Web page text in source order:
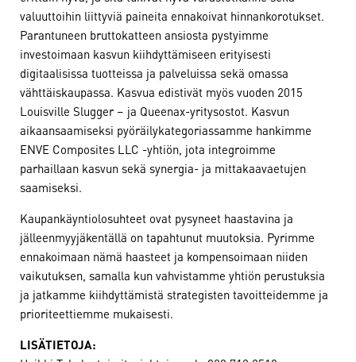
valuuttoihin liittyviä paineita ennakoivat hinnankorotukset.
Parantuneen bruttokatteen ansiosta pystyimme
investoimaan kasvun kiihdyttämiseen erityisesti
digitaalisissa tuotteissa ja palveluissa sekä omassa
vähttäiskaupassa. Kasvua edistivät myös vuoden 2015
Louisville Slugger – ja Queenax-yritysostot. Kasvun
aikaansaamiseksi pyöräilykategoriassamme hankimme
ENVE Composites LLC -yhtiön, jota integroimme
parhaillaan kasvun sekä synergia- ja mittakaavaetujen
saamiseksi.
Kaupankäyntiolosuhteet ovat pysyneet haastavina ja
jälleenmyyjäkentällä on tapahtunut muutoksia. Pyrimme
ennakoimaan nämä haasteet ja kompensoimaan niiden
vaikutuksen, samalla kun vahvistamme yhtiön perustuksia
ja jatkamme kiihdyttämistä strategisten tavoitteidemme ja
prioriteettiemme mukaisesti.
LISÄTIETOJA: